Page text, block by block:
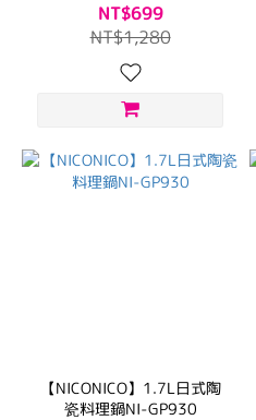
NT$699
NT$1,280
【NICONICO】1.7L日式陶
瓷料理鍋NI-GP930